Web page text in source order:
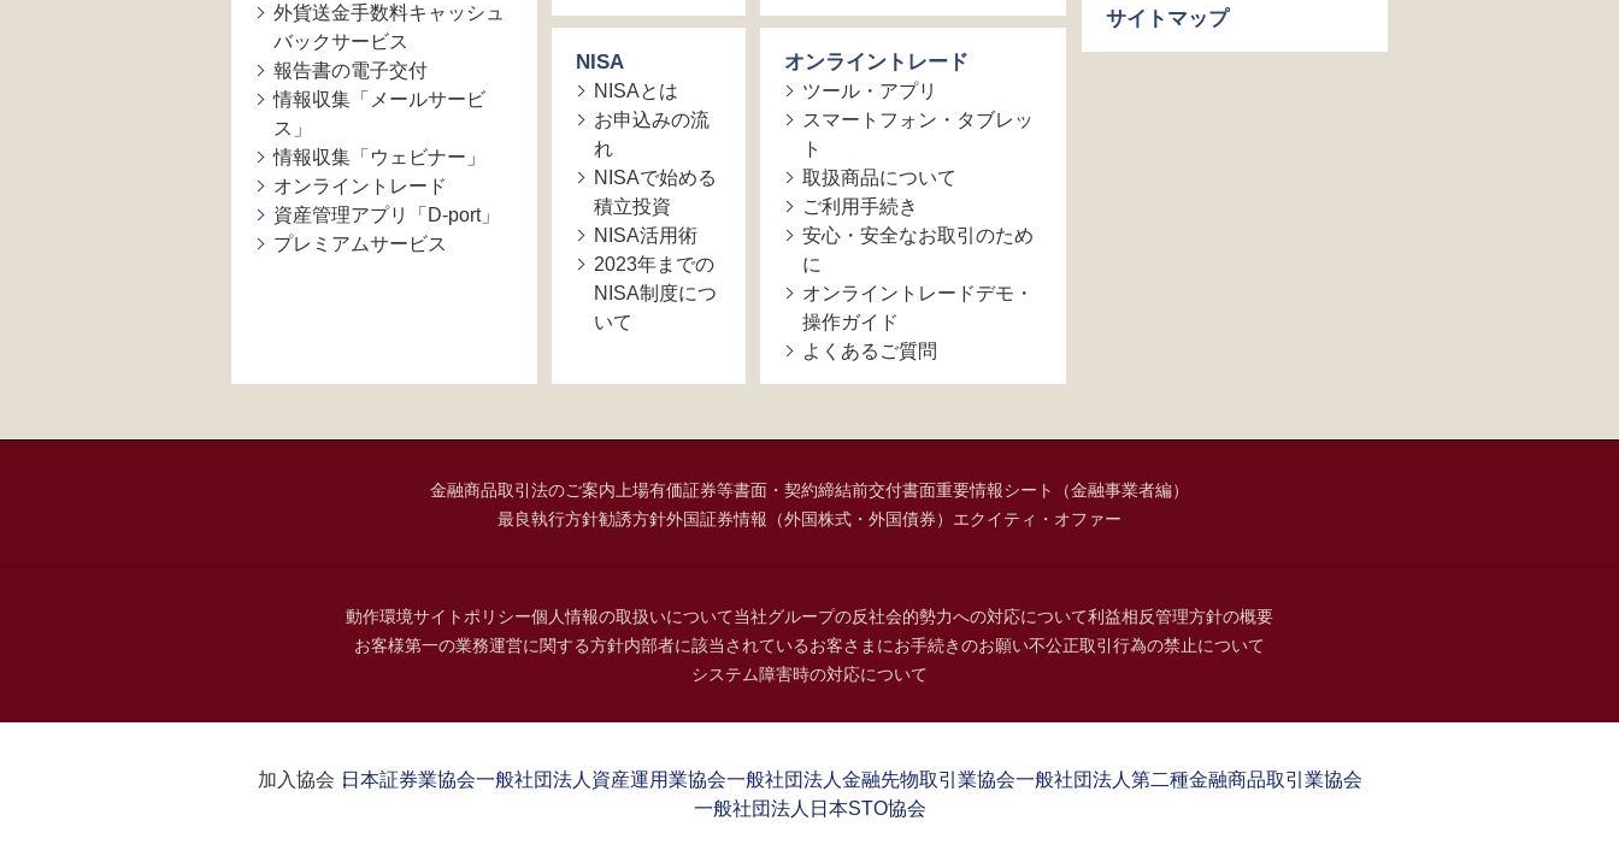
外貨送金手数料キャッシュ
バックサービス
報告書の電子交付
情報収集「メールサービ
ス」
情報収集「ウェビナー」
オンライントレード
資産管理アプリ「D-port」
プレミアムサービス
NISA
NISAとは
お申込みの流
れ
NISAで始める
積立投資
NISA活用術
2023年までの
NISA制度につ
いて
オンライントレード
ツール・アプリ
スマートフォン・タブレッ
ト
取扱商品について
ご利用手続き
安心・安全なお取引のため
に
オンライントレードデモ・
操作ガイド
よくあるご質問
サイトマップ
金融商品取引法のご案内 上場有価証券等書面・契約締結前交付書面重要情報シート（金融事業者編）
最良執行方針勧誘方針外国証券情報（外国株式・外国債券） エクイティ・オファー
動作環境サイトポリシー個人情報の取扱いについて当社グループの反社会的勢力への対応について利益相反管理方針の概要
お客様第一の業務運営に関する方針内部者に該当されているお客さまにお手続きのお願い不公正取引行為の禁止について
システム障害時の対応について
加入協会：日本証券業協会一般社団法人資産運用業協会一般社団法人金融先物取引業協会一般社団法人第二種金融商品取引業協会
一般社団法人日本STO協会